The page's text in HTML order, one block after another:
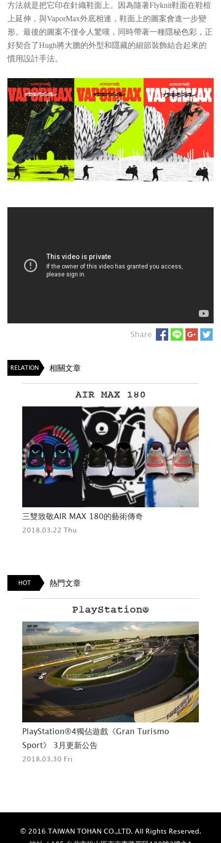
方法就是把它印在針織鞋面上。因為隨著Flyknit鞋面在鞋楦
上延伸，與VaporMax外底相連，鞋面上的圖案會進一步變
形。最後的圖案不僅令人驚嘆，同時帶著一種隱秘色彩，正
好契合了Hugh將大膽的外型和隱藏的細節裝飾結合起來的
慣用設計手法。
Share
RELATION 相關文章
AIR MAX 180
三雙致敬AIR MAX 180的藝術傳奇
2018.03.22 Thu
HOT 熱門文章
PlayStation®
PlayStation®4獨佔遊戲《Gran Turismo
Sport》 3月更新公告
2018.03.30 Fri
© 2016 TAIWAN TOHAN CO.,LTD. All Rights Reserved.